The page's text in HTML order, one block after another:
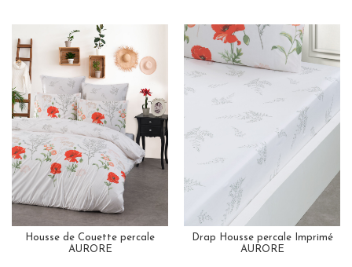
Housse de Couette percale
AURORE
Drap Housse percale Imprimé
AURORE